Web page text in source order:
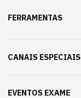
FERRAMENTAS
CANAIS ESPECIAIS
EVENTOS EXAME